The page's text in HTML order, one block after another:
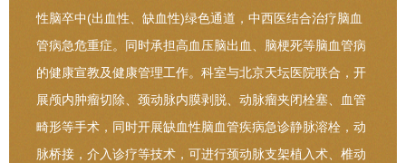
性脑卒中(出血性、缺血性)绿色通道，中西医结合治疗脑血
管病急危重症。同时承担高血压脑出血、脑梗死等脑血管病
的健康宣教及健康管理工作。科室与北京天坛医院联合，开
展颅内肿瘤切除、颈动脉内膜剥脱、动脉瘤夹闭栓塞、血管
畸形等手术，同时开展缺血性脑血管疾病急诊静脉溶栓，动
脉桥接，介入诊疗等技术，可进行颈动脉支架植入术、椎动